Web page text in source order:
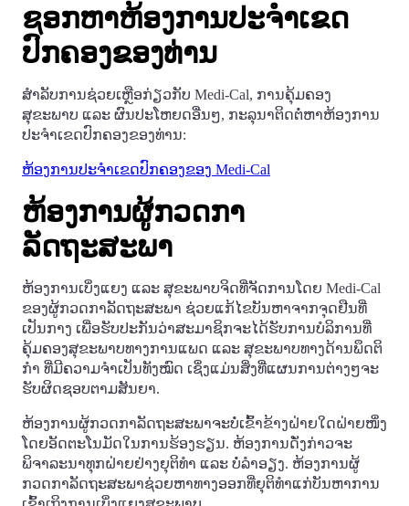
ຊອກຫາຫ້ອງການປະຈໍາເຂດ
ປົກຄອງຂອງທ່ານ
ສໍາລັບການຊ່ວຍເຫຼືອກ່ຽວກັບ Medi-Cal, ການຄຸ້ມຄອງ
ສຸຂະພາບ ແລະ ຜົນປະໂຫຍດອື່ນໆ, ກະລຸນາຕິດຕໍ່ຫາຫ້ອງການ
ປະຈໍາເຂດປົກຄອງຂອງທ່ານ:
ຫ້ອງການປະຈໍາເຂດປົກຄອງຂອງ Medi-Cal
ຫ້ອງການຜູ້ກວດກາ
ລັດຖະສະພາ
ຫ້ອງການເບິ່ງແຍງ ແລະ ສຸຂະພາບຈິດທີ່ຈັດການໂດຍ Medi-Cal
ຂອງຜູ້ກວດກາລັດຖະສະພາ ຊ່ວຍແກ້ໄຂບັນຫາຈາກຈຸດຢືນທີ່
ເປັນກາງ ເພື່ອຮັບປະກັນວ່າສະມາຊິກຈະໄດ້ຮັບການບໍລິການທີ່
ຄຸ້ມຄອງສຸຂະພາບທາງການແພດ ແລະ ສຸຂະພາບທາງດ້ານພຶດຕິ
ກໍາ ທີ່ມີຄວາມຈໍາເປັນທັງໝົດ ເຊິ່ງແມ່ນສິ່ງທີ່ແຜນການຕ່າງໆຈະ
ຮັບຜິດຊອບຕາມສັນຍາ.
ຫ້ອງການຜູ້ກວດກາລັດຖະສະພາຈະບໍ່ເຂົ້າຂ້າງຝ່າຍໃດຝ່າຍໜຶ່ງ
ໂດຍອັດຕະໂນມັດໃນການຮ້ອງຮຽນ. ຫ້ອງການດັ່ງກ່າວຈະ
ພິຈາລະນາທຸກຝ່າຍຢ່າງຍຸຕິທໍາ ແລະ ບໍ່ລໍາອຽງ. ຫ້ອງການຜູ້
ກວດກາລັດຖະສະພາຊ່ວຍຫາທາງອອກທີ່ຍຸຕິທໍາແກ່ບັນຫາການ